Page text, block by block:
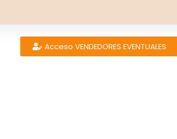
Acceso VENDEDORES EVENTUALES